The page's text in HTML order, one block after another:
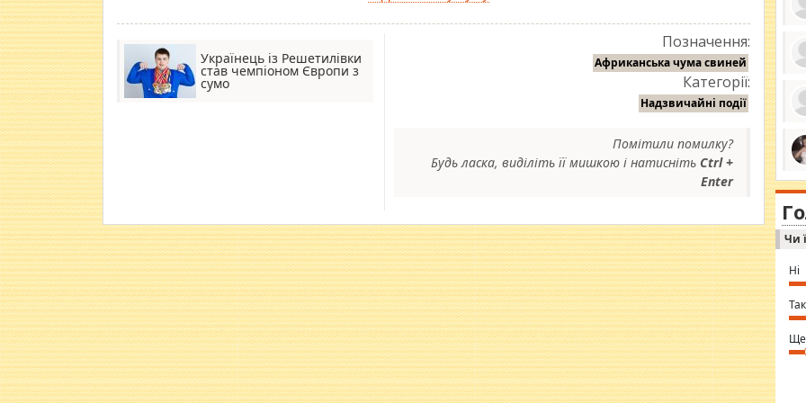
Українець із Решетилівки
став чемпіоном Європи з
сумо
Позначення:
Африканська чума свиней
Категорії:
Надзвичайні події
Помітили помилку?
Будь ласка, виділіть її мишкою і натисніть Ctrl +
Enter
за
ми
in
⇒
Чи
Ні
Так
Ще